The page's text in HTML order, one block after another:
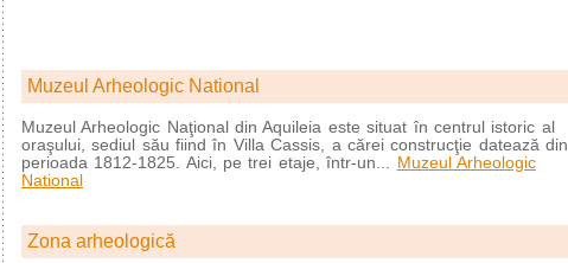
Muzeul Arheologic National
Muzeul Arheologic Naţional din Aquileia este situat în centrul istoric al
oraşului, sediul său fiind în Villa Cassis, a cărei construcţie datează din
perioada 1812-1825. Aici, pe trei etaje, într-un... Muzeul Arheologic
National
Zona arheologică